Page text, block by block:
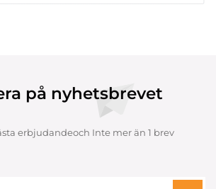
på nyhetsbrevet
erbjudandeoch Inte mer än 1 brev